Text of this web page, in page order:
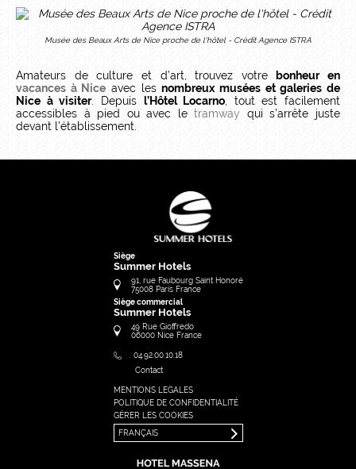
Musée des Beaux Arts de Nice proche de l'hôtel - Crédit Agence ISTRA
Amateurs de culture et d’art, trouvez votre
bonheur en
vacances à Nice avec lesnombreux musées et galeries de
Nice à visiter. Depuis l’Hôtel Locarno , tout est facilement
accessibles à pied ou avec letramway qui s’arrête juste
devant l’établissement.
Siège
Summer Hotels
91, rue Faubourg Saint Honoré
75008 Paris France
Siège commercial
Summer Hotels
49 Rue Gioffredo
06000 Nice France
04.92.00.10.18
Contact
MENTIONS LEGALES
POLITIQUE DE CONFIDENTIALITÉ
GÉRER LES COOKIES
FRANÇAIS
FRANÇAIS
ENGLISH